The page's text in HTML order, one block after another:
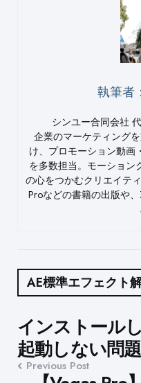
執筆者
シンユー合同会社
企業のマーケティング
け、プロモーション動画
を多数担当。モーション
の心をつかむクリエイテ
Proなどの書籍の出版や
AE標準エフェクト
Post
navigation
インストール
起動しない問
Previous Post